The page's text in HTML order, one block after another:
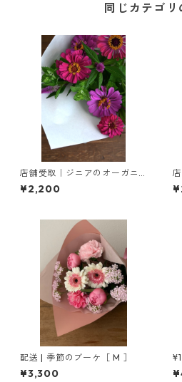
同じカテゴリ
店舗受取｜ジニアのオーガニ
ックブーケ
¥2,200
配送 | 季節のブーケ［ M ］
¥3,300